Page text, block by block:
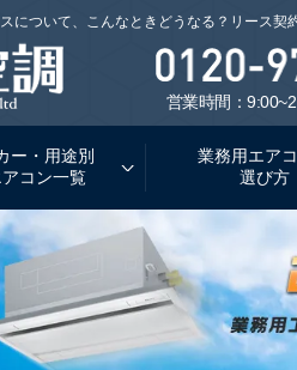
について、こんなときどうなる？リース
営業時間：
ー・用途別
コン一覧
業務用エア
選び方